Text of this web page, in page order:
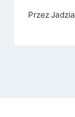
PrzezJadzia